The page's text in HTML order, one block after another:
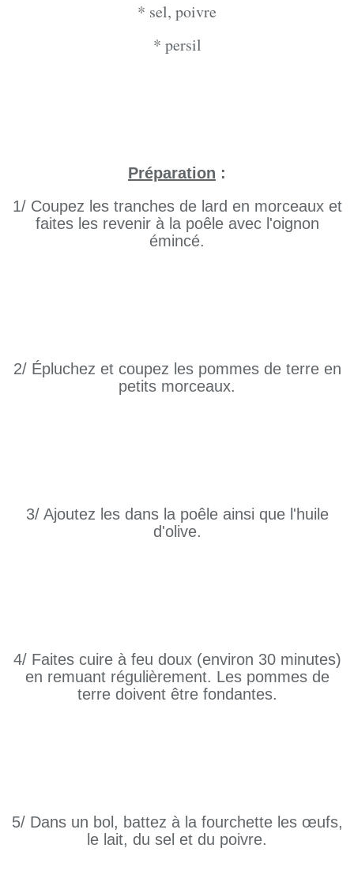
* sel, poivre
* persil
Préparation :
1/ Coupez les tranches de lard en morceaux et
faites les revenir à la poêle avec l'oignon
émincé.
2/ Épluchez et coupez les pommes de terre en
petits morceaux.
3/ Ajoutez les dans la poêle ainsi que l'huile
d'olive.
4/ Faites cuire à feu doux (environ 30 minutes)
en remuant régulièrement. Les pommes de
terre doivent être fondantes.
5/ Dans un bol, battez à la fourchette les œufs,
le lait, du sel et du poivre.